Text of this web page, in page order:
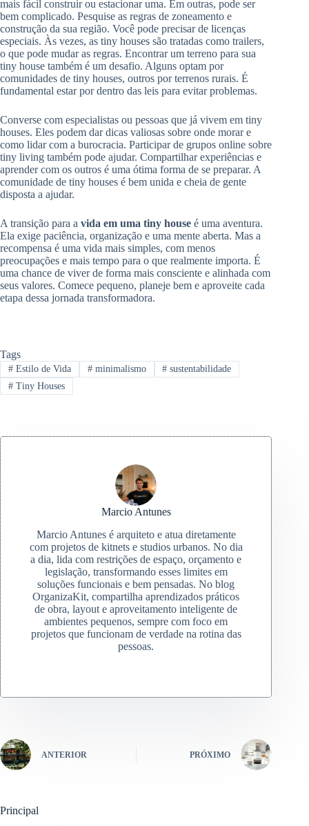
mais fácil construir ou estacionar uma. Em outras, pode ser
bem complicado. Pesquise as regras de zoneamento e
construção da sua região. Você pode precisar de licenças
especiais. Às vezes, as tiny houses são tratadas como trailers,
o que pode mudar as regras. Encontrar um terreno para sua
tiny house também é um desafio. Alguns optam por
comunidades de tiny houses, outros por terrenos rurais. É
fundamental estar por dentro das leis para evitar problemas.
Converse com especialistas ou pessoas que já vivem em tiny
houses. Eles podem dar dicas valiosas sobre onde morar e
como lidar com a burocracia. Participar de grupos online sobre
tiny living também pode ajudar. Compartilhar experiências e
aprender com os outros é uma ótima forma de se preparar. A
comunidade de tiny houses é bem unida e cheia de gente
disposta a ajudar.
A transição para a vida em uma tiny house é uma aventura.
Ela exige paciência, organização e uma mente aberta. Mas a
recompensa é uma vida mais simples, com menos
preocupações e mais tempo para o que realmente importa. É
uma chance de viver de forma mais consciente e alinhada com
seus valores. Comece pequeno, planeje bem e aproveite cada
etapa dessa jornada transformadora.
Tags
#Estilo de Vida #minimalismo # sustentabilidade
#Tiny Houses
Marcio Antunes
Marcio Antunes é arquiteto e atua diretamente
com projetos de kitnets e studios urbanos. No dia
a dia, lida com restrições de espaço, orçamento e
legislação, transformando esses limites em
soluções funcionais e bem pensadas. No blog
OrganizaKit, compartilha aprendizados práticos
de obra, layout e aproveitamento inteligente de
ambientes pequenos, sempre com foco em
projetos que funcionam de verdade na rotina das
pessoas.
ANTERIOR PRÓXIMO
Principal